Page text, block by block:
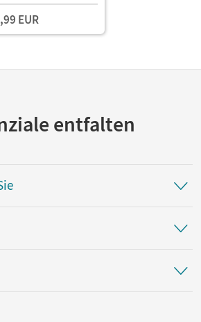
EUR
entfalten